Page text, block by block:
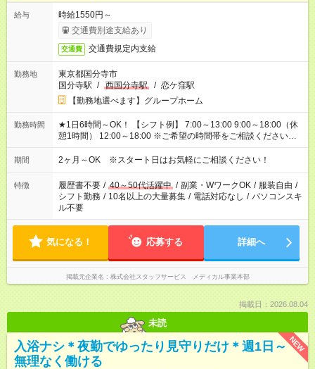
給与
時給1550円～
交通費別途支給あり
交通費 交通費規定内支給
勤務地
東京都国分寺市
国分寺駅 / 西国分寺駅 / 恋ケ窪駅
【勤務地選べます】グループホーム
勤務時間
★1日6時間～OK！ 【シフト例】 7:00～13:00 9:00～18:00（休
憩1時間） 12:00～18:00 ※ご希望の時間帯をご相談ください。
※日勤、夜勤のみ、変則的な勤務等も相談OK！
期間 2ヶ月～OK ※スタート日はお気軽にご相談ください！
特徴 履歴書不要 / 40～50代活躍中 / 副業・WワークOK / 服装自由 /
シフト勤務 / 10名以上の大量募集 / 電話対応なし / パソコンスキ
ル不要
気になる！ 応募する 詳細へ
掲載元企業名 株式会社スタッフサービス メディカル事業本部
掲載日：2026.08.04
未読
NEW
入浴ナシ＊夜勤でゆったり見守りだけ＊週1日～
無理なく働ける